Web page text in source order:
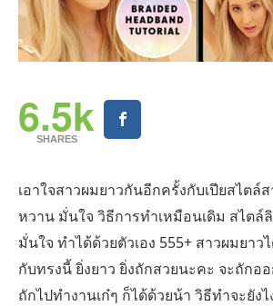
6.5k
SHARES
เอาใจสาวผมยาวกันอีกครั้งกับเปียสไตล์
หวาน มั่นใจ วิธีการทำเหมือนเดิม สไตล์
มั่นใจ ทำได้ด้วยตัวเอง 555+ สาวผมยาว
กับทรงนี้ ยิ่งยาว ยิ่งถักสวยนะคะ จะถักอ
ถักไปทำงานเก๋ๆ ก็ได้ด้วยน้า วิธีทำจะยัง